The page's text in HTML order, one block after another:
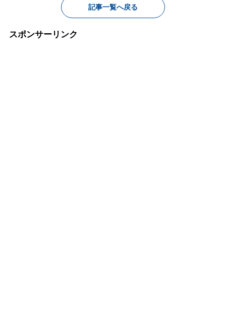
記事一覧へ戻る
スポンサーリンク